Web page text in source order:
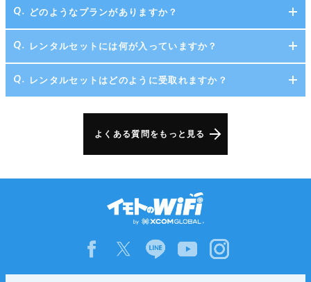
どのようなプランがありますか？
レンタルセットには何が入っていますか？
レンタルセットはどのように受取れますか？
よくある質問をもっと見る